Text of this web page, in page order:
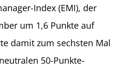
Index (EMI), der
um 1,6 Punkte auf
damit zum sechsten Mal
50-Punkte-